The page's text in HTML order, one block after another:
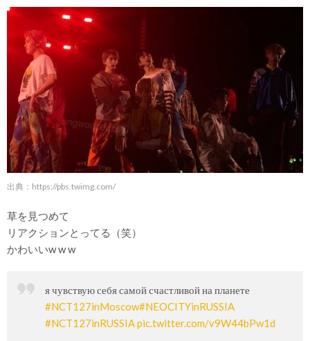
出典： https://pbs.twimg.com/
草を見つめて
リアクションとってる（笑）
かわいいw w w
я чувствую себя самой счастливой на планете
#NCT127inMoscow#NEOCITYinRUSSIA
#NCT127inRUSSIApic.twitter.com/v9W44bPw1d